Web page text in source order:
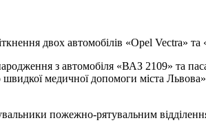
двох автомобілів «Opel Vectra»
з автомобіля «ВАЗ 2109» та
швидкої медичної допомоги міста
пожежно-рятувальним